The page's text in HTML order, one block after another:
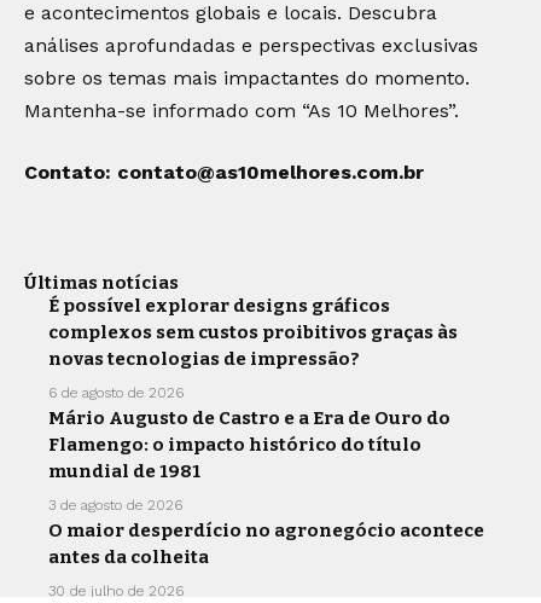
e acontecimentos globais e locais. Descubra
análises aprofundadas e perspectivas exclusivas
sobre os temas mais impactantes do momento.
Mantenha-se informado com “As 10 Melhores”.
Contato: contato@as10melhores.com.br
Últimas notícias
É possível explorar designs gráficos
complexos sem custos proibitivos graças às
novas tecnologias de impressão?
6 de agosto de 2026
Mário Augusto de Castro e a Era de Ouro do
Flamengo: o impacto histórico do título
mundial de 1981
3 de agosto de 2026
O maior desperdício no agronegócio acontece
antes da colheita
30 de julho de 2026